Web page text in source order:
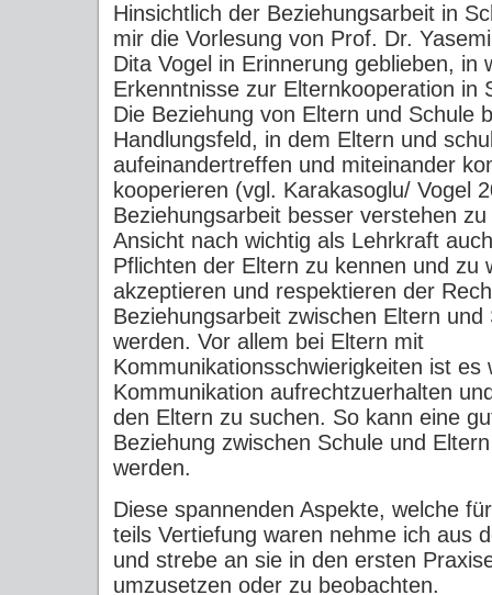
Hinsichtlich der Beziehungsarbeit in
mir die Vorlesung von Prof. Dr.
Dita Vogel in Erinnerung geblieben, in
Erkenntnisse zur Elternkooperation in
Die Beziehung von Eltern und Schule
Handlungsfeld, in dem Eltern und
aufeinandertreffen und miteinander
kooperieren (vgl. Karakasoglu/ Vogel
Beziehungsarbeit besser verstehen
Ansicht nach wichtig als Lehrkraft
Pflichten der Eltern zu kennen und zu
akzeptieren und respektieren der
Beziehungsarbeit zwischen Eltern
werden. Vor allem bei Eltern mit
Kommunikationsschwierigkeiten ist es
Kommunikation aufrechtzuerhalten
den Eltern zu suchen. So kann eine
Beziehung zwischen Schule und
werden.
Diese spannenden Aspekte, welche
teils Vertiefung waren nehme ich aus
und strebe an sie in den ersten
umzusetzen oder zu beobachten.